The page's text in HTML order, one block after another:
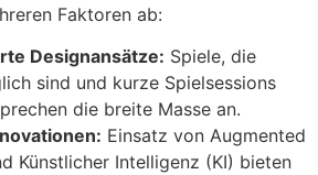
Faktoren ab:
Designansätze: Spiele, die
sind und kurze Spielsessions
die breite Masse an.
Einsatz von Augmented
Künstlicher Intelligenz (KI) bieten